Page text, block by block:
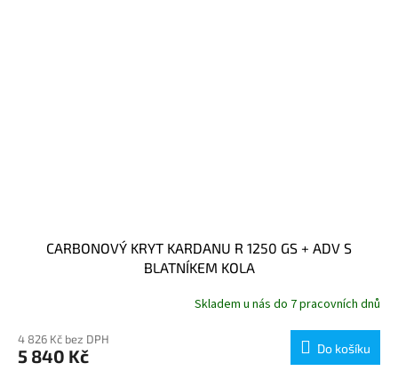
CARBONOVÝ KRYT KARDANU R 1250 GS + ADV S
BLATNÍKEM KOLA
Skladem u nás do 7 pracovních dnů
4 826 Kč bez DPH
5 840 Kč Do košíku